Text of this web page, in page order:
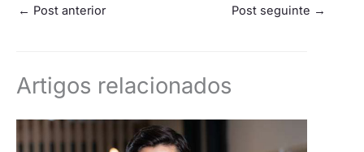
← Post anterior Post seguinte →
Artigos relacionados